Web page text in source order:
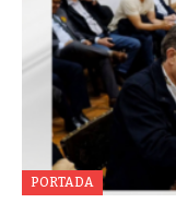
PORTADA